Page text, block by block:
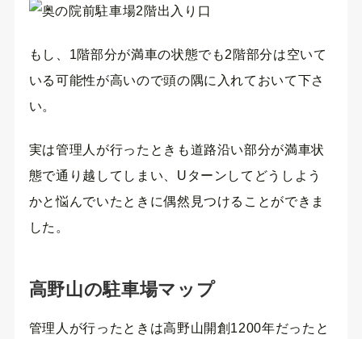
もし、1階部分が満車の状態でも2階部分は空いて
いる可能性が高いので頭の隅に入れておいて下さ
い。
実は管理人が行ったときも道路沿い部分が満車状
態で通り越してしまい、Uターンしてどうしよう
かと悩んでいたときに偶然見つけることができま
した。
高野山の駐車場マップ
管理人が行ったときは高野山開創1200年だったと